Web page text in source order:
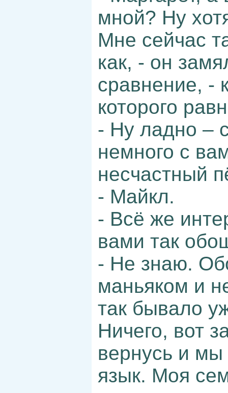
мной? Ну
Мне сейчас
как, - он
сравнение, -
которого
- Ну ладно –
немного с
несчастный
- Майкл.
- Всё же
вами так
- Не знаю.
маньяком и
так бывало
Ничего, вот
вернусь и
язык. Моя